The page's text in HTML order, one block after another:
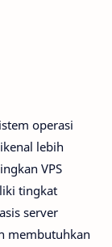
operasi
lebih
VPS
tingkat
server
membutuhkan